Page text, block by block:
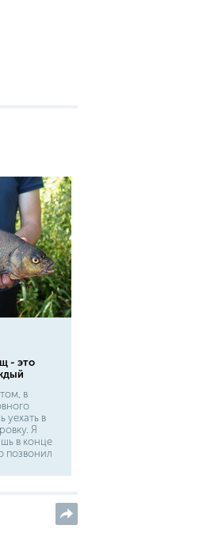
- это
в
уехать в
Я
в конце
позвонил
в